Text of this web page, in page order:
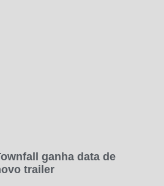
ganha data de
trailer